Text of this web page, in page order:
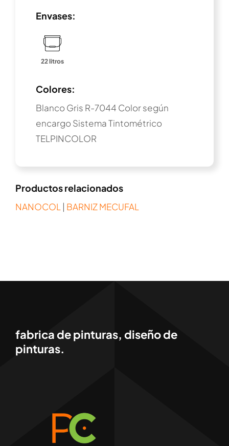
Envases:
22 litros
Colores:
Blanco Gris R-7044 Color según
encargo Sistema Tintométrico
TELPINCOLOR
Productos relacionados
NANOCOL | BARNIZ MECUFAL
fabrica de pinturas, diseño de
pinturas.